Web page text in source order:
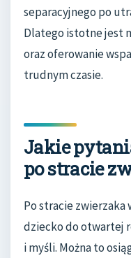
separacyjnego po
Dlatego istotne jest
oraz oferowanie
trudnym czasie.
Jakie
po stracie
Po stracie zwierzaka
dziecko do otwartej
i myśli. Można to